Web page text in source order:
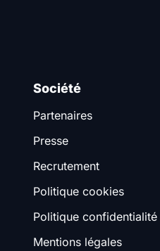
Société
Partenaires
Presse
Recrutement
Politique cookies
Politique confidentialité
Mentions légales